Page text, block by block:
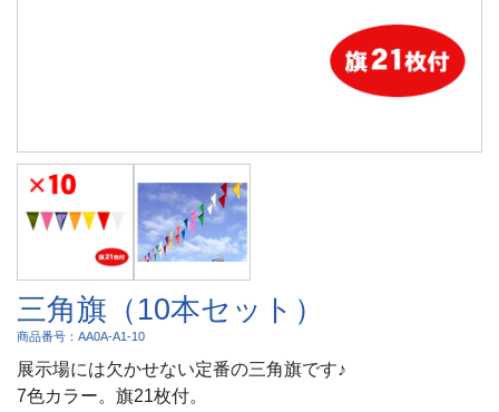
三角旗（10本セット）
商品番号：AA0A-A1-10
展示場には欠かせない定番の三角旗です♪
7色カラー。旗21枚付。